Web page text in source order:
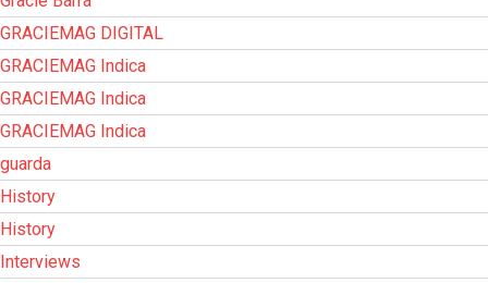
GRACIEMAG DIGITAL
GRACIEMAG Indica
GRACIEMAG Indica
GRACIEMAG Indica
guarda
History
History
Interviews